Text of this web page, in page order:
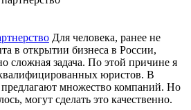
Для человека, ранее не
в открытии бизнеса в России,
сложная задача. По этой причине я
юристов. В
множество компаний. Но
могут сделать это качественно.